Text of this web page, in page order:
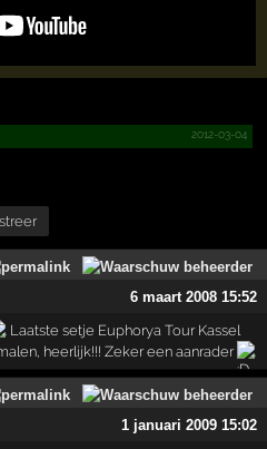
2012-03-04
6 maart 2008 15:52
. Laatste setje Euphorya Tour Kassel
heerlijk!!! Zeker een aanrader
.
1 januari 2009 15:02